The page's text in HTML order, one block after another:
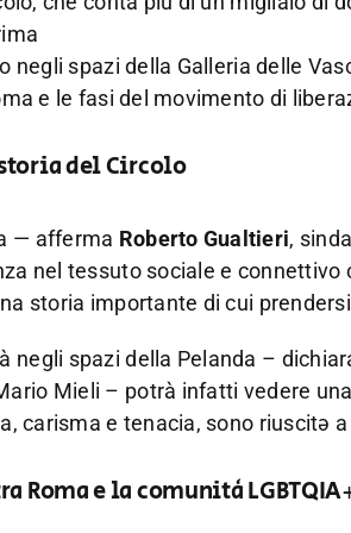
negli spazi della Galleria delle
e le fasi del movimento di
del Circolo
— afferma Roberto Gualtieri,
nel tessuto sociale e
storia importante di cui
negli spazi della Pelanda –
Mieli – potrà infatti vedere
carisma e tenacia, sono riuscitə
Roma e la comunità